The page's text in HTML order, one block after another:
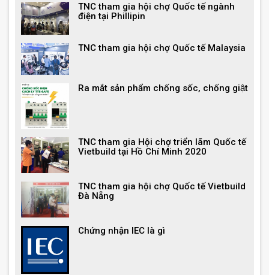
TNC tham gia hội chợ Quốc tế ngành
điện tại Phillipin
TNC tham gia hội chợ Quốc tế Malaysia
Ra mắt sản phẩm chống sốc, chống giật
TNC tham gia Hội chợ triển lãm Quốc tế
Vietbuild tại Hồ Chí Minh 2020
TNC tham gia hội chợ Quốc tế Vietbuild
Đà Nẵng
Chứng nhận IEC là gì